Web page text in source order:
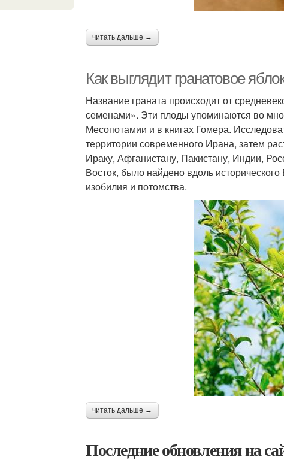
читать дальше →
Как выглядит гранатовое
Название граната происходит от
семенами». Эти плоды упоминаются во
Месопотамии и в книгах Гомера.
территории современного Ирана, затем
Ираку, Афганистану, Пакистану, Индии,
Восток, было найдено вдоль
изобилия и потомства.
читать дальше →
Последние обновления на